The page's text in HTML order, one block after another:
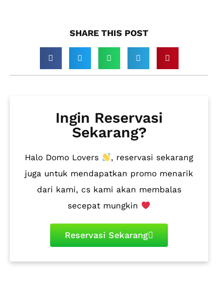
SHARE THIS POST​
Ingin Reservasi
Sekarang?
Halo Domo Lovers
, reservasi sekarang
juga untuk mendapatkan promo menarik
dari kami, cs kami akan membalas
secepat mungkin
Reservasi Sekarang